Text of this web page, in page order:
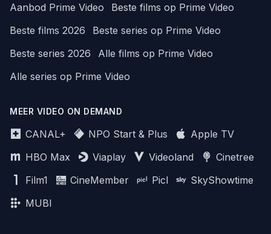
Aanbod Prime Video
Beste films op Prime Video
Beste films 2026
Beste series op Prime Video
Beste series 2026
Alle films op Prime Video
Alle series op Prime Video
MEER VIDEO ON DEMAND
CANAL+ NPO Start & Plus
Apple TV
HBO Max
Viaplay Videoland
Cinetree
Film1
CineMember Picl
SkyShowtime
MUBI